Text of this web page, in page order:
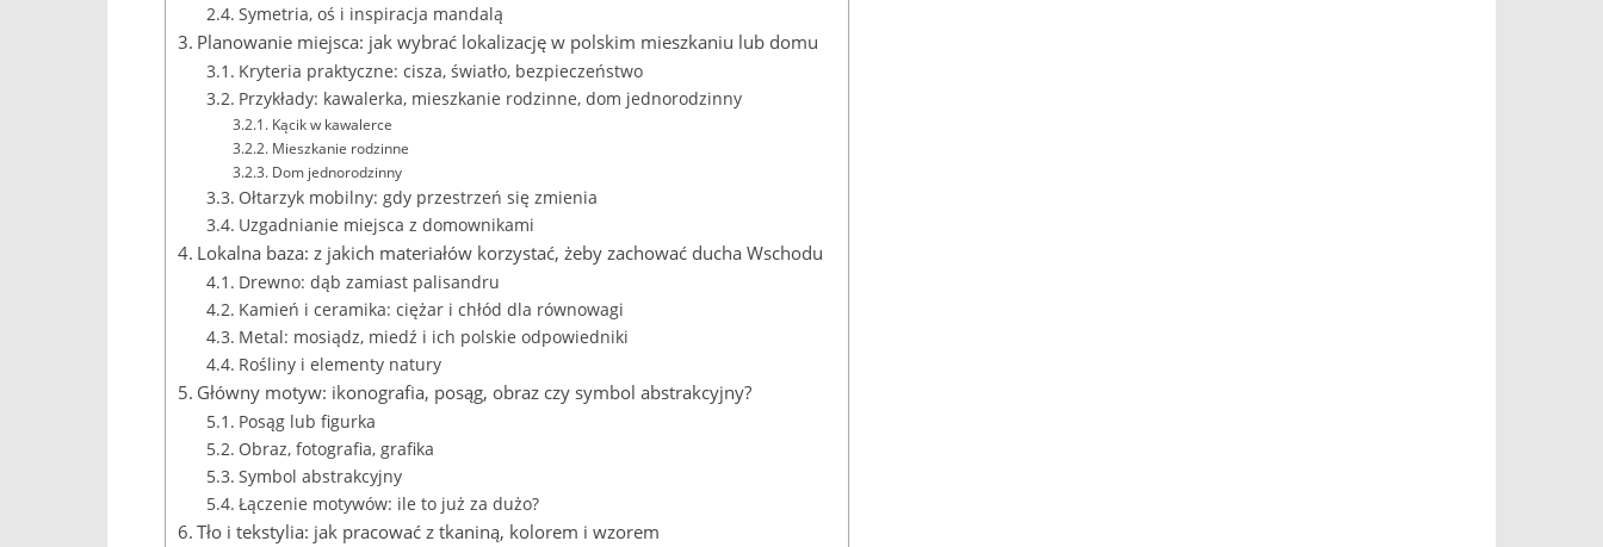
Symetria, oś i inspiracja mandalą
Planowanie miejsca: jak wybrać lokalizację w polskim mieszkaniu lub domu
Kryteria praktyczne: cisza, światło, bezpieczeństwo
Przykłady: kawalerka, mieszkanie rodzinne, dom jednorodzinny
Kącik w kawalerce
Mieszkanie rodzinne
Dom jednorodzinny
Ołtarzyk mobilny: gdy przestrzeń się zmienia
Uzgadnianie miejsca z domownikami
Lokalna baza: z jakich materiałów korzystać, żeby zachować ducha Wschodu
Drewno: dąb zamiast palisandru
Kamień i ceramika: ciężar i chłód dla równowagi
Metal: mosiądz, miedź i ich polskie odpowiedniki
Rośliny i elementy natury
Główny motyw: ikonografia, posąg, obraz czy symbol abstrakcyjny?
Posąg lub figurka
Obraz, fotografia, grafika
Symbol abstrakcyjny
Łączenie motywów: ile to już za dużo?
Tło i tekstylia: jak pracować z tkaniną, kolorem i wzorem